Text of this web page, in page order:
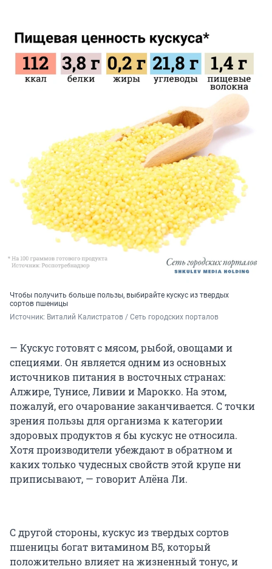
Чтобы получить больше пользы, выбирайте кускус из твердых
сортов пшеницы
Источник: Виталий Калистратов / Сеть городских порталов
— Кускус готовят с мясом, рыбой, овощами и
специями. Он является одним из основных
источников питания в восточных странах:
Алжире, Тунисе, Ливии и Марокко. На этом,
пожалуй, его очарование заканчивается. С точки
зрения пользы для организма к категории
здоровых продуктов я бы кускус не относила.
Хотя производители убеждают в обратном и
каких только чудесных свойств этой крупе ни
приписывают, — говорит Алёна Ли.
С другой стороны, кускус из твердых сортов
пшеницы богат витамином В5, который
положительно влияет на жизненный тонус, и